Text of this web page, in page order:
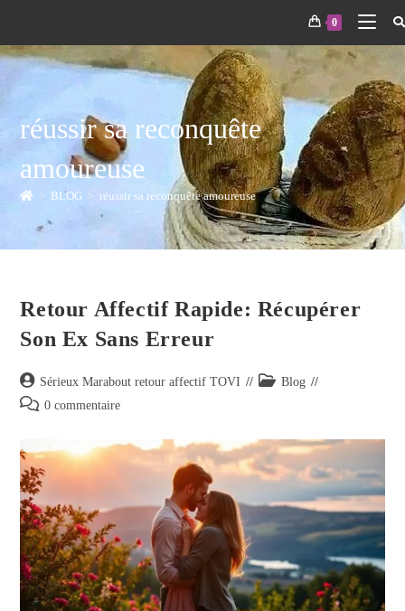
0
réussir sa reconquête
amoureuse
> BLOG > réussir sa reconquête amoureuse
Retour Affectif Rapide: Récupérer
Son Ex Sans Erreur
Sérieux Marabout retour affectif TOVI
Blog
0 commentaire